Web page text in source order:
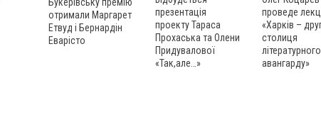
отримали Маргарет
Етвуд і Бернардін
Еварісто
презентація
проекту Тараса
Прохаська та Олени
Придувалової
«Так,але…»
проведе
«Харків –
столиця
літературного
авангарду»